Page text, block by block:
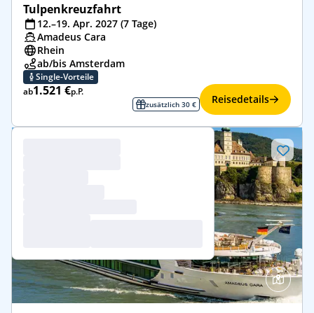
Tulpenkreuzfahrt
12.–19. Apr. 2027 (7 Tage)
Amadeus Cara
Rhein
ab/bis Amsterdam
Single-Vorteile
ab1.521 €p.P.
zusätzlich 30 € Reisedetails